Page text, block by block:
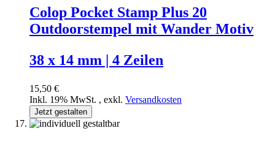
Colop Pocket Stamp Plus 20
Outdoorstempel mit Wander Motiv
38 x 14 mm | 4 Zeilen
15,50 €
Inkl. 19% MwSt. , exkl. Versandkosten
Jetzt gestalten